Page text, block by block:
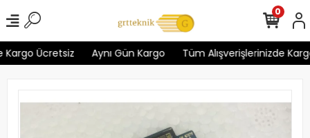
Ücretsiz Aynı Gün Kargo Tüm Alışverişlerinizde
0